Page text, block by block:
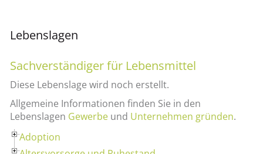
Lebenslagen
Sachverständiger für Lebensmittel
Diese Lebenslage wird noch erstellt.
Allgemeine Informationen finden Sie in den
Lebenslagen Gewerbe und Unternehmen gründen.
Adoption